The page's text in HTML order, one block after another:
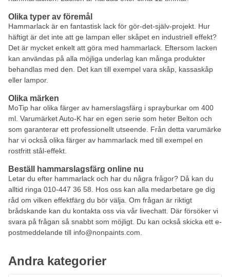
Olika typer av föremål
Hammarlack är en fantastisk lack för gör-det-själv-projekt. Hur
häftigt är det inte att ge lampan eller skåpet en industriell effekt?
Det är mycket enkelt att göra med hammarlack. Eftersom lacken
kan användas på alla möjliga underlag kan många produkter
behandlas med den. Det kan till exempel vara skåp, kassaskåp
eller lampor.
Olika märken
MoTip har olika färger av hamerslagsfärg i sprayburkar om 400
ml. Varumärket Auto-K har en egen serie som heter Belton och
som garanterar ett professionellt utseende. Från detta varumärke
har vi också olika färger av hammarlack med till exempel en
rostfritt stål-effekt.
Beställ hammarslagsfärg online nu
Letar du efter hammarlack och har du några frågor? Då kan du
alltid ringa 010-447 36 58. Hos oss kan alla medarbetare ge dig
råd om vilken effektfärg du bör välja. Om frågan är riktigt
brådskande kan du kontakta oss via vår livechatt. Där försöker vi
svara på frågan så snabbt som möjligt. Du kan också skicka ett e-
postmeddelande till info@nonpaints.com
Andra kategorier